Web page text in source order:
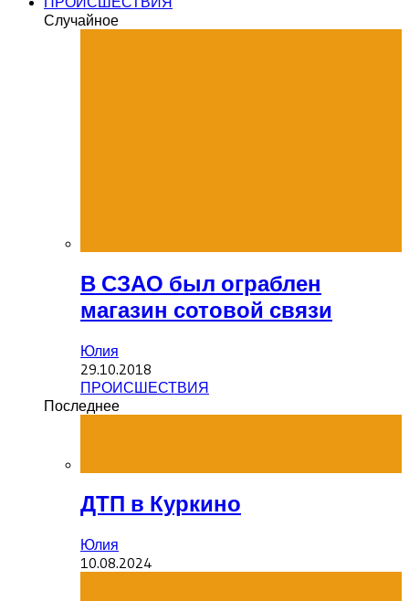
Случайное
В СЗАО был ограблен
магазин сотовой связи
Юлия
29.10.2018
ПРОИСШЕСТВИЯ
Последнее
ДТП в Куркино
Юлия
10.08.2024